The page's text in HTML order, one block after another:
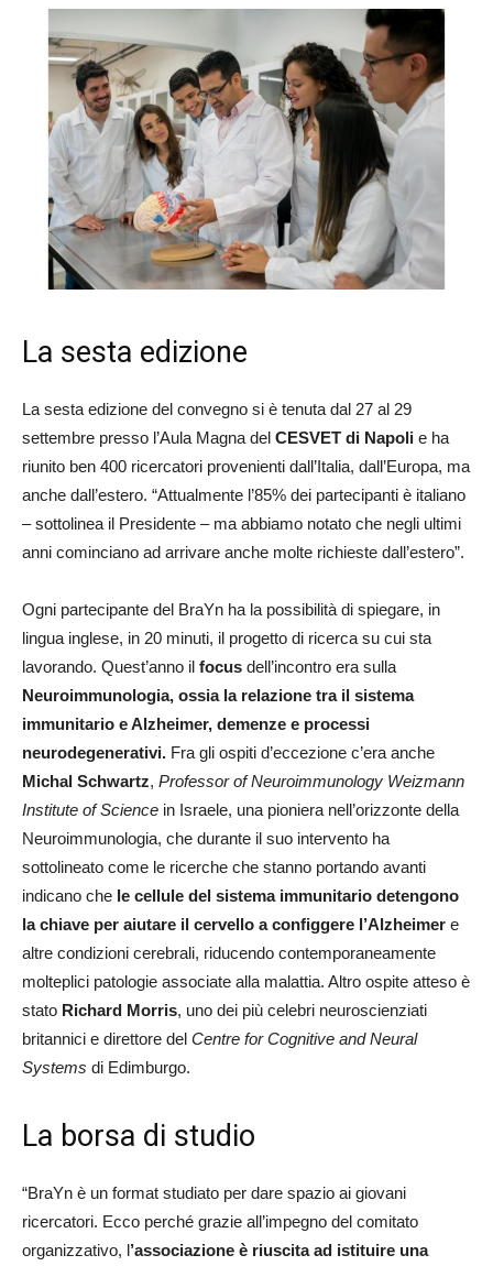
La sesta edizione
La sesta edizione del convegno si è tenuta dal 27 al 29
settembre presso l’Aula Magna del CESVET di Napoli e ha
riunito ben 400 ricercatori provenienti dall’Italia, dall’Europa, ma
anche dall’estero. “Attualmente l’85% dei partecipanti è italiano
– sottolinea il Presidente – ma abbiamo notato che negli ultimi
anni cominciano ad arrivare anche molte richieste dall’estero”.
Ogni partecipante del BraYn ha la possibilità di spiegare, in
lingua inglese, in 20 minuti, il progetto di ricerca su cui sta
lavorando. Quest’anno il focus dell’incontro era sulla
Neuroimmunologia, ossia la relazione tra il sistema
immunitario e Alzheimer, demenze e processi
neurodegenerativi. Fra gli ospiti d’eccezione c’era anche
Michal Schwartz, Professor of Neuroimmunology Weizmann
Institute of Science in Israele, una pioniera nell’orizzonte della
Neuroimmunologia, che durante il suo intervento ha
sottolineato come le ricerche che stanno portando avanti
indicano che le cellule del sistema immunitario detengono
la chiave per aiutare il cervello a configgere l’Alzheimer e
altre condizioni cerebrali, riducendo contemporaneamente
molteplici patologie associate alla malattia. Altro ospite atteso è
stato Richard Morris, uno dei più celebri neuroscienziati
britannici e direttore del Centre for Cognitive and Neural
Systems di Edimburgo.
La borsa di studio
“BraYn è un format studiato per dare spazio ai giovani
ricercatori. Ecco perché grazie all’impegno del comitato
organizzativo, l’associazione è riuscita ad istituire una